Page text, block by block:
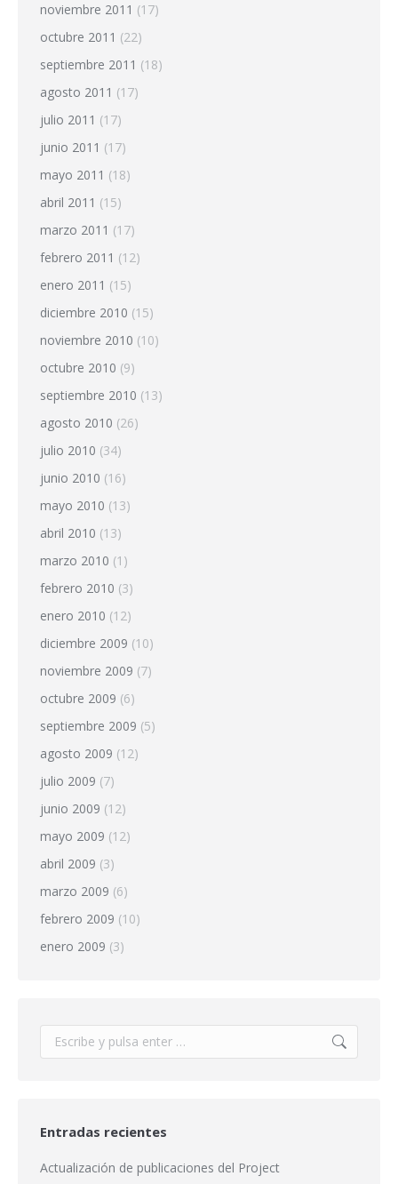
noviembre 2011 (17)
octubre 2011 (22)
septiembre 2011 (18)
agosto 2011 (17)
julio 2011 (17)
junio 2011 (17)
mayo 2011 (18)
abril 2011 (15)
marzo 2011 (17)
febrero 2011 (12)
enero 2011 (15)
diciembre 2010 (15)
noviembre 2010 (10)
octubre 2010 (9)
septiembre 2010 (13)
agosto 2010 (26)
julio 2010 (34)
junio 2010 (16)
mayo 2010 (13)
abril 2010 (13)
marzo 2010 (1)
febrero 2010 (3)
enero 2010 (12)
diciembre 2009 (10)
noviembre 2009 (7)
octubre 2009 (6)
septiembre 2009 (5)
agosto 2009 (12)
julio 2009 (7)
junio 2009 (12)
mayo 2009 (12)
abril 2009 (3)
marzo 2009 (6)
febrero 2009 (10)
enero 2009 (3)
Buscar:
Entradas recientes
Actualización de publicaciones del Project